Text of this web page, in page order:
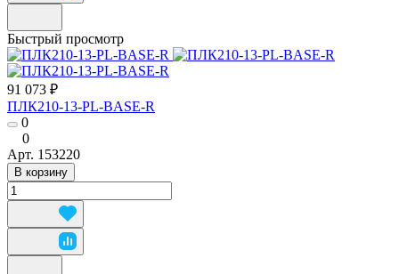
Быстрый просмотр
91 073 ₽
ПЛК210-13-PL-BASE-R
0
0
Арт. 153220
В корзину